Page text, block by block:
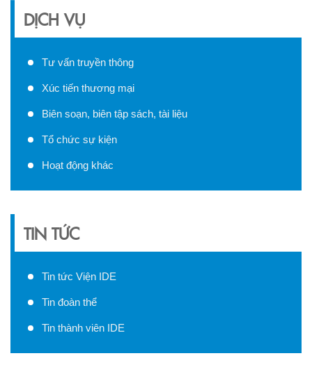
DỊCH VỤ
Tư vấn truyền thông
Xúc tiến thương mại
Biên soạn, biên tập sách, tài liệu
Tổ chức sự kiện
Hoạt động khác
TIN TỨC
Tin tức Viện IDE
Tin đoàn thể
Tin thành viên IDE